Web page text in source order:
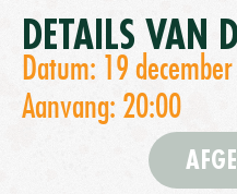
DETAILS VAN
Datum: 19
Aanvang: 20:00